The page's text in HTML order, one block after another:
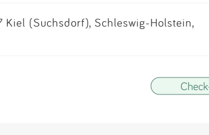
Kiel (Suchsdorf), Schleswig-Holstein,